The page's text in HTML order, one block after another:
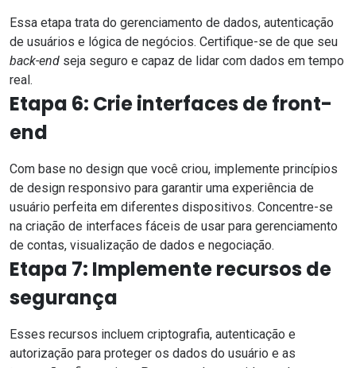
Essa etapa trata do gerenciamento de dados, autenticação
de usuários e lógica de negócios. Certifique-se de que seu
back-end seja seguro e capaz de lidar com dados em tempo
real.
Etapa 6: Crie interfaces de front-
end
Com base no design que você criou, implemente princípios
de design responsivo para garantir uma experiência de
usuário perfeita em diferentes dispositivos. Concentre-se
na criação de interfaces fáceis de usar para gerenciamento
de contas, visualização de dados e negociação.
Etapa 7: Implemente recursos de
segurança
Esses recursos incluem criptografia, autenticação e
autorização para proteger os dados do usuário e as